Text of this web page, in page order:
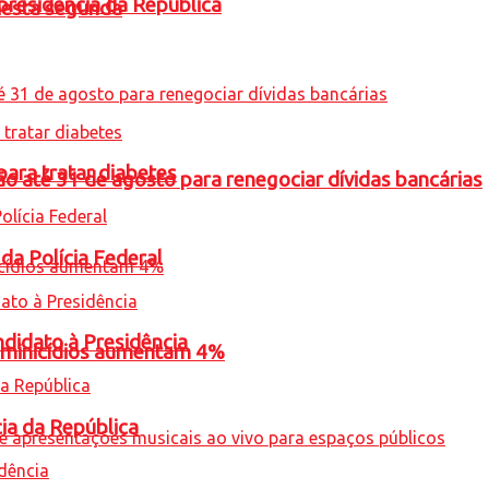
segunda
até 31 de agosto para renegociar dívidas bancárias
aumentam 4%
tratar diabetes
Polícia Federal
à Presidência
da República